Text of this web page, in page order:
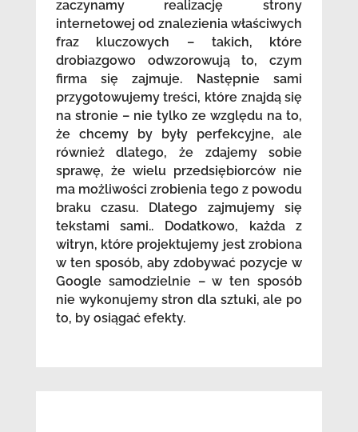
zaczynamy realizację strony
internetowej od znalezienia właściwych
fraz kluczowych – takich, które
drobiazgowo odwzorowują to, czym
firma się zajmuje. Następnie sami
przygotowujemy treści, które znajdą się
na stronie – nie tylko ze względu na to,
że chcemy by były perfekcyjne, ale
również dlatego, że zdajemy sobie
sprawę, że wielu przedsiębiorców nie
ma możliwości zrobienia tego z powodu
braku czasu. Dlatego zajmujemy się
tekstami sami.. Dodatkowo, każda z
witryn, które projektujemy jest zrobiona
w ten sposób, aby zdobywać pozycje w
Google samodzielnie – w ten sposób
nie wykonujemy stron dla sztuki, ale po
to, by osiągać efekty.